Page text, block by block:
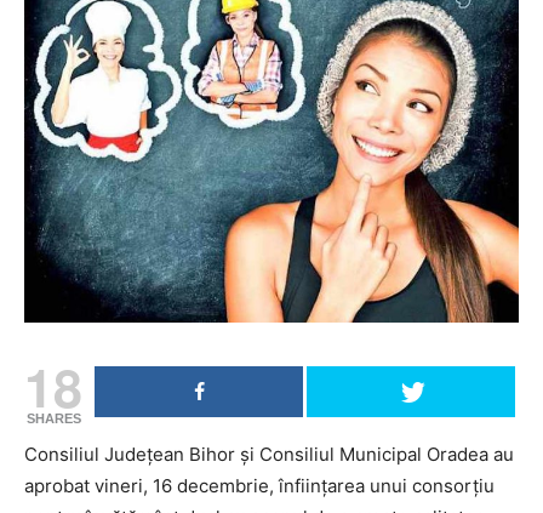
18
SHARES
Consiliul Județean Bihor și Consiliul Municipal Oradea au
aprobat vineri, 16 decembrie, înființarea unui consorțiu